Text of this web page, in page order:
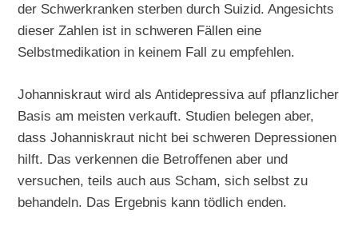
der Schwerkranken sterben durch Suizid. Angesichts
dieser Zahlen ist in schweren Fällen eine
Selbstmedikation in keinem Fall zu empfehlen.
Johanniskraut wird als Antidepressiva auf pflanzlicher
Basis am meisten verkauft. Studien belegen aber,
dass Johanniskraut nicht bei schweren Depressionen
hilft. Das verkennen die Betroffenen aber und
versuchen, teils auch aus Scham, sich selbst zu
behandeln. Das Ergebnis kann tödlich enden.